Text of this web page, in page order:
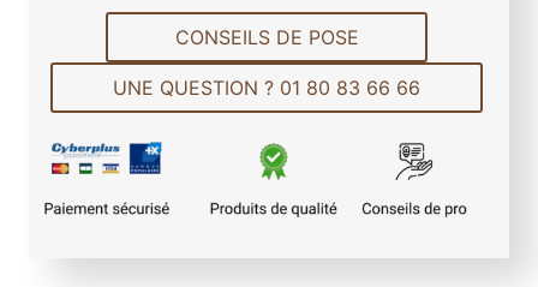
t
é
d
e
B
a
n
e
CONSEILS DE POSE
UNE QUESTION ? 01 80 83 66 66